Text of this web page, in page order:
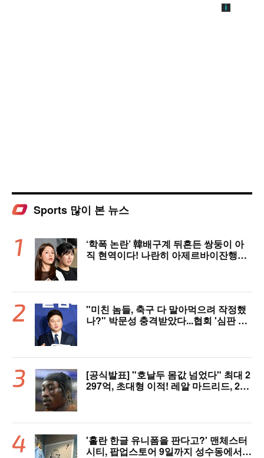
Sports 많이 본 뉴스
‘학폭 논란’ 韓배구계 뒤흔든 쌍둥이 아
직 현역이다! 나란히 아제르바이잔행→5
"미친 놈들, 축구 다 말아먹으려 작정했
나?" 박문성 충격받았다...협회 '심판 성
[공식발표] "호날두 몸값 넘었다" 최대 2
297억, 초대형 이적! 레알 마드리드, 21
'홀란 한글 유니폼을 판다고?' 맨체스터
시티, 팝업스토어 9일까지 성수동에서